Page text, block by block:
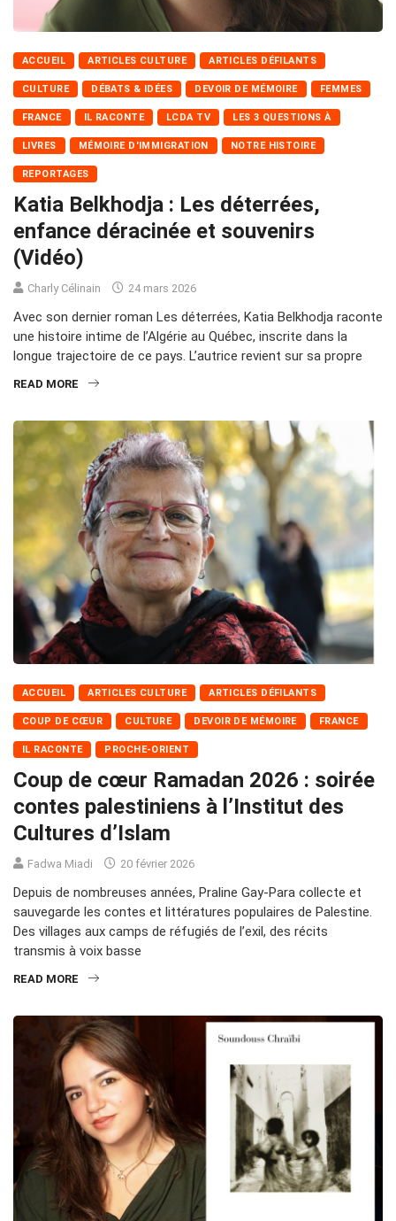
ACCUEIL ARTICLES CULTURE ARTICLES DÉFILANTS
CULTURE DÉBATS & IDÉES DEVOIR DE MÉMOIRE FEMMES
FRANCE IL RACONTE LCDA TV LES 3 QUESTIONS À
LIVRES MÉMOIRE D'IMMIGRATION NOTRE HISTOIRE
REPORTAGES
Katia Belkhodja : Les déterrées,
enfance déracinée et souvenirs
(Vidéo)
Charly Célinain 24 mars 2026
Avec son dernier roman Les déterrées, Katia Belkhodja raconte
une histoire intime de l’Algérie au Québec, inscrite dans la
longue trajectoire de ce pays. L’autrice revient sur sa propre
READ MORE
ACCUEIL ARTICLES CULTURE ARTICLES DÉFILANTS
COUP DE CŒUR CULTURE DEVOIR DE MÉMOIRE FRANCE
IL RACONTE PROCHE-ORIENT
Coup de cœur Ramadan 2026 : soirée
contes palestiniens à l’Institut des
Cultures d’Islam
Fadwa Miadi 20 février 2026
Depuis de nombreuses années, Praline Gay-Para collecte et
sauvegarde les contes et littératures populaires de Palestine.
Des villages aux camps de réfugiés de l’exil, des récits
transmis à voix basse
READ MORE